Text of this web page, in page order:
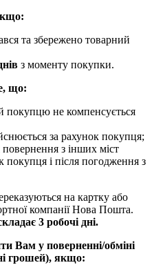
та збережено товарний
з моменту покупки.
що:
покупцю не компенсується
за рахунок покупця;
з інших міст
покупця і після погодження з
на картку або
компанії Нова Пошта.
3 робочі дні.
Вам у поверненні/обміні
грошей), якщо: